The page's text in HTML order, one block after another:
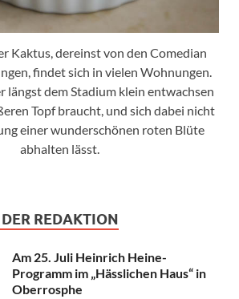
Kaktus, dereinst von den Comedian
findet sich in vielen Wohnungen.
längst dem Stadium klein entwachsen
Topf braucht, und sich dabei nicht
einer wunderschönen roten Blüte
abhalten lässt.
REDAKTION
Am 25. Juli Heinrich Heine-
Programm im „Hässlichen Haus“ in
Oberrosphe